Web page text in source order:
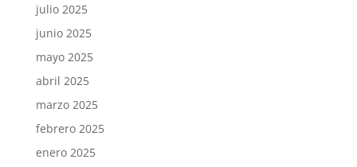
julio 2025
junio 2025
mayo 2025
abril 2025
marzo 2025
febrero 2025
enero 2025